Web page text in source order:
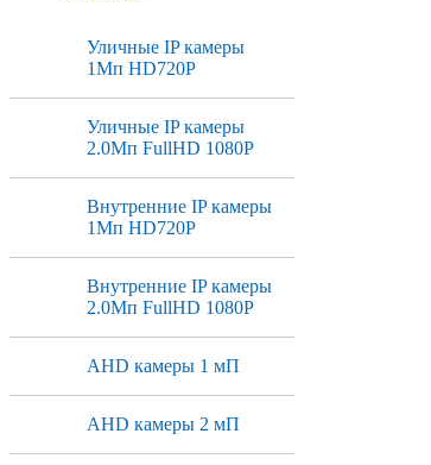
Уличные IP камеры
1Мп HD720P
Уличные IP камеры
2.0Мп FullHD 1080P
Внутренние IP камеры
1Мп HD720P
Внутренние IP камеры
2.0Мп FullHD 1080P
AHD камеры 1 мП
AHD камеры 2 мП